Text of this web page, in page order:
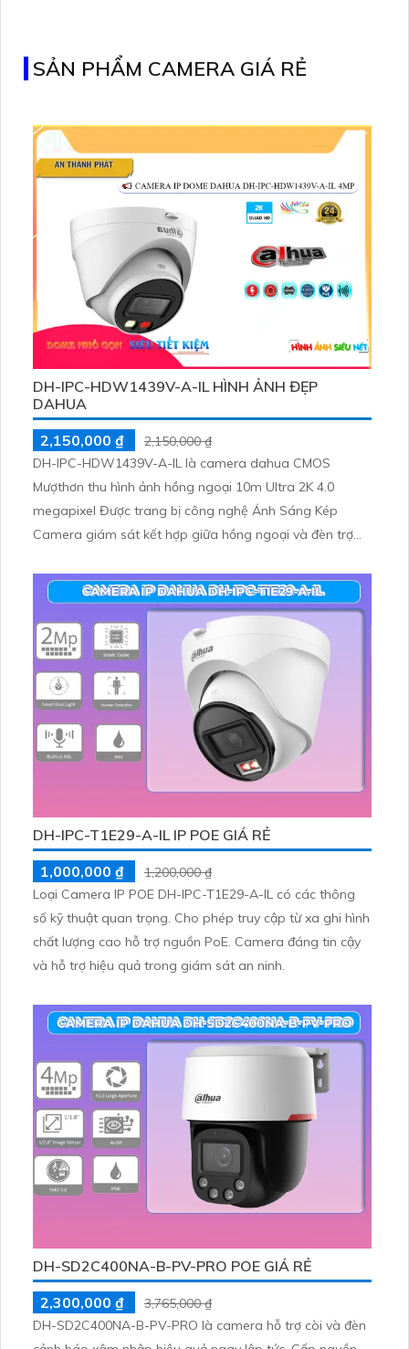
SẢN PHẨM CAMERA GIÁ RẺ
DH-IPC-HDW1439V-A-IL HÌNH ẢNH ĐẸP
DAHUA
2,150,000 ₫
2,150,000 ₫
DH-IPC-HDW1439V-A-IL là camera dahua CMOS
Mượthơn thu hình ảnh hồng ngoại 10m Ultra 2K 4.0
megapixel Được trang bị công nghệ Ánh Sáng Kép
Camera giám sát kết hợp giữa hồng ngoại và đèn trợ
thiếu sáng. H.265+ cho truyền tải nhanh hơn
DH-IPC-T1E29-A-IL IP POE GIÁ RẺ
1,000,000 ₫
1,200,000 ₫
Loại Camera IP POE DH-IPC-T1E29-A-IL có các thông
số kỹ thuật quan trọng. Cho phép truy cập từ xa ghi hình
chất lượng cao hỗ trợ nguồn PoE. Camera đáng tin cậy
và hỗ trợ hiệu quả trong giám sát an ninh.
DH-SD2C400NA-B-PV-PRO POE GIÁ RẺ
2,300,000 ₫
3,765,000 ₫
DH-SD2C400NA-B-PV-PRO là camera hỗ trợ còi và đèn